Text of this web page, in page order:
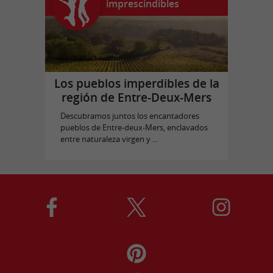
imprescindibles
Los pueblos imperdibles de la
región de Entre-Deux-Mers
Descubramos juntos los encantadores
pueblos de Entre-deux-Mers, enclavados
entre naturaleza virgen y ...